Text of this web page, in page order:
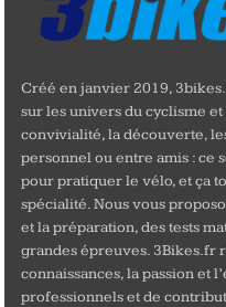
Créé en janvier 2019,
sur les univers du cyclisme
convivialité, la découverte,
personnel ou entre amis : ce
pour pratiquer le vélo, et ça
spécialité. Nous vous
et la préparation, des tests
grandes épreuves. 3Bikes.fr
connaissances, la passion et
professionnels et de